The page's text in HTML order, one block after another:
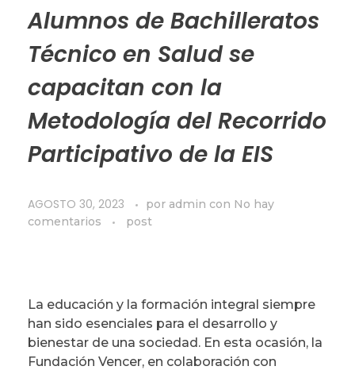
Alumnos de Bachilleratos
Técnico en Salud se
capacitan con la
Metodología del Recorrido
Participativo de la EIS
AGOSTO 30, 2023 por admin con No hay
comentarios
post
La educación y la formación integral siempre
han sido esenciales para el desarrollo y
bienestar de una sociedad. En esta ocasión, la
Fundación Vencer, en colaboración con